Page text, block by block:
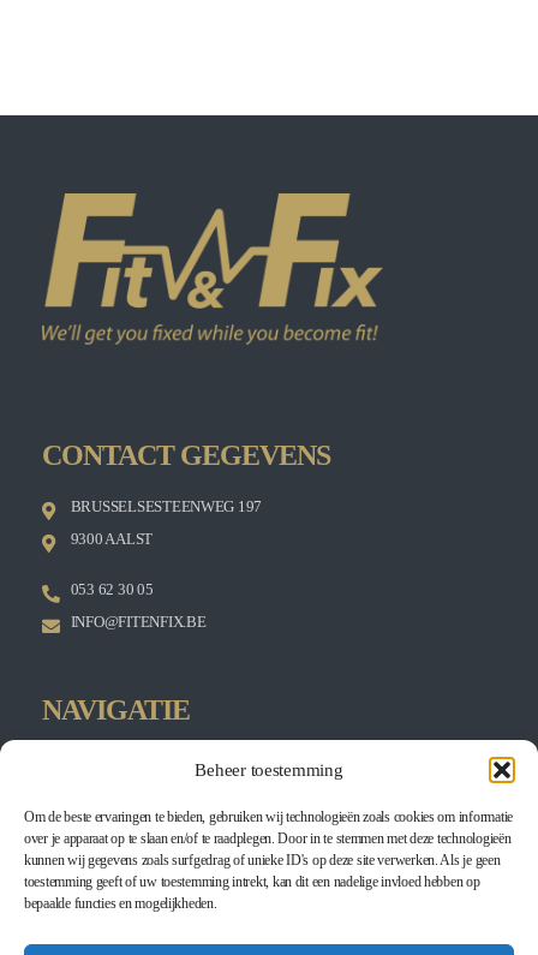
Beheer toestemming
Om de beste ervaringen te bieden, gebruiken wij technologieën zoals cookies om informatie
over je apparaat op te slaan en/of te raadplegen. Door in te stemmen met deze technologieën
kunnen wij gegevens zoals surfgedrag of unieke ID's op deze site verwerken. Als je geen
toestemming geeft of uw toestemming intrekt, kan dit een nadelige invloed hebben op
bepaalde functies en mogelijkheden.
CONTACT GEGEVENS
BRUSSELSESTEENWEG 197
9300 AALST
053 62 30 05
INFO@FITENFIX.BE
NAVIGATIE
EGYM
PERSONAL TRAINING
WINBACK